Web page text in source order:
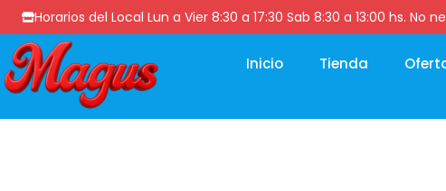
Horarios del Local Lun a Vier 8:30 a 17:30 Sab 8:30 a 13:00 hs.
Inicio Tienda